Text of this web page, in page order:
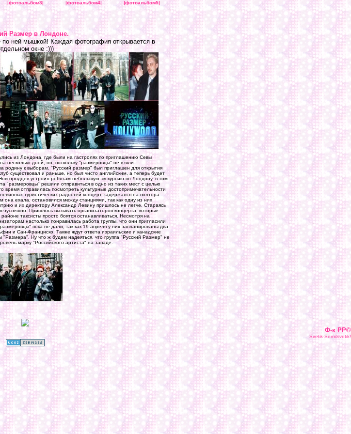
|фотоальбом3| |фотоальбом4| |фотоальбом5|
Размер в Лондоне.
по ней мышкой! Каждая фотография открывается в
окне :)))
из Лондона, где были на гастролях по приглашению Севы
несколько дней, но, поскольку "размеровцы" не взяли
родину к выборам. "Русский размер" был приглашен для открытия
существовал и раньше, но был чисто английским, а теперь будет
устроил ребятам небольшую экскурсию по Лондону, в том
"размеровцы" решили отправиться в одно из таких мест с целью
время отправилась посмотреть культурные достопримечательности
туристических радостей концерт задержался на полтора
ехала, остановился между станциями, так как одну из них
и их директору Александр Левину пришлось не легче. Стараясь
Пришлось вызывать организаторов концерта, которые
таксисты просто боятся останавливаться. Несмотря на
настолько понравилась работа группы, что они пригласили
пока не дали, так как 19 апреля у них запланированы два
и Сан-Франциско. Также ждут ответа израильские и канадские
"Размера". Ну что ж будем надеяться, что группа "Русский Размер" не
марку "Российского артиста" на западе.
Ф-к РР©
Svetik-Semitsvetik!